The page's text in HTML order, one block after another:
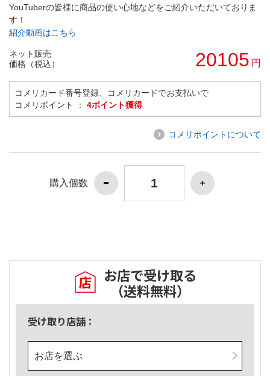
YouTuberの皆様に商品の使い心地などをご紹介いただいておりま
す！
紹介動画はこちら
ネット販売
価格（税込）
20105 円
コメリカード番号登録、コメリカードでお支払いで
コメリポイント ： 4ポイント獲得
コメリポイントについて
購入個数
お店で受け取る
（送料無料）
受け取り店舗：
お店を選ぶ